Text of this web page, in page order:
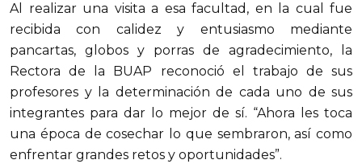
Al realizar una visita a esa facultad, en la cual fue
recibida con calidez y entusiasmo mediante
pancartas, globos y porras de agradecimiento, la
Rectora de la BUAP reconoció el trabajo de sus
profesores y la determinación de cada uno de sus
integrantes para dar lo mejor de sí. “Ahora les toca
una época de cosechar lo que sembraron, así como
enfrentar grandes retos y oportunidades”.